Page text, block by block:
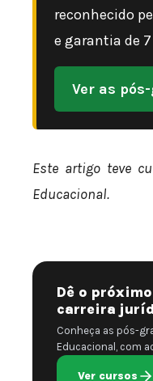
reconhecido
e garantia de
Ver as
Este artigo teve
Educacional.
Dê o
carreira
Conheça as pós-
Educacional, com
Ver cursos